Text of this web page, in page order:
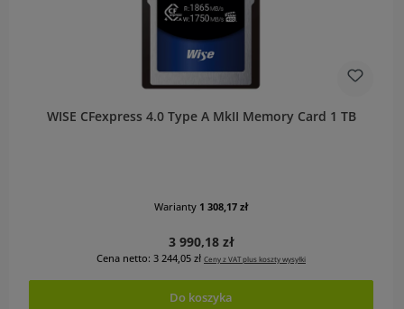
WISE CFexpress 4.0 Type A MkII Memory Card 1 TB
Warianty1 308,17 zł
Cena regularna:
3 990,18 zł
Cena netto: 3 244,05 zł Ceny z VAT plus koszty wysyłki
Do koszyka